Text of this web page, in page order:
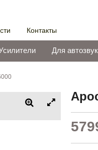
Контакты
Для